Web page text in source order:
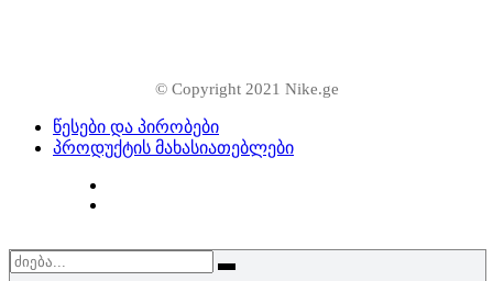
© Copyright 2021 Nike.ge
წესები და პირობები
პროდუქტის მახასიათებლები